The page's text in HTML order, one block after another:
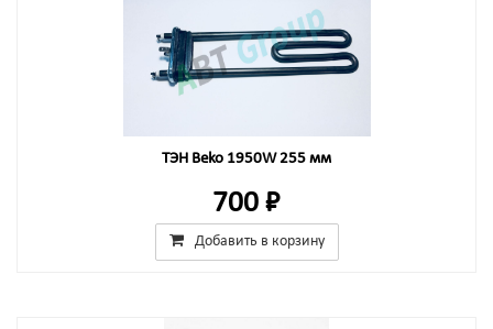
ТЭН Beko 1950W 255 мм
700 ₽
Добавить в корзину